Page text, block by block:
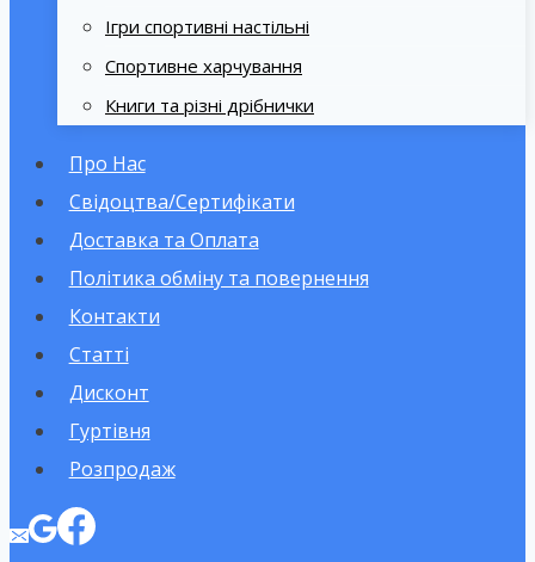
Ігри спортивні настільні
Спортивне харчування
Книги та різні дрібнички
Про Нас
Свідоцтва/Сертифікати
Доставка та Оплата
Політика обміну та повернення
Контакти
Статті
Дисконт
Гуртівня
Розпродаж